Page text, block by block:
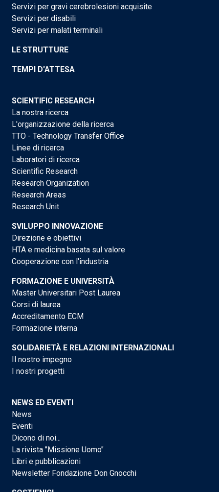
Servizi per gravi cerebrolesioni acquisite
Servizi per disabili
Servizi per malati terminali
LE STRUTTURE
TEMPI D'ATTESA
SCIENTIFIC RESEARCH
La nostra ricerca
L'organizzazione della ricerca
TTO - Technology Transfer Office
Linee di ricerca
Laboratori di ricerca
Scientific Research
Research Organization
Research Areas
Research Unit
SVILUPPO INNOVAZIONE
Direzione e obiettivi
HTA e medicina basata sul valore
Cooperazione con l'industria
FORMAZIONE E UNIVERSITÀ
Master Universitari Post Laurea
Corsi di laurea
Accreditamento ECM
Formazione interna
SOLIDARIETÀ E RELAZIONI INTERNAZIONALI
Il nostro impegno
I nostri progetti
NEWS ED EVENTI
News
Eventi
Dicono di noi...
La rivista "Missione Uomo"
Libri e pubblicazioni
Newsletter Fondazione Don Gnocchi